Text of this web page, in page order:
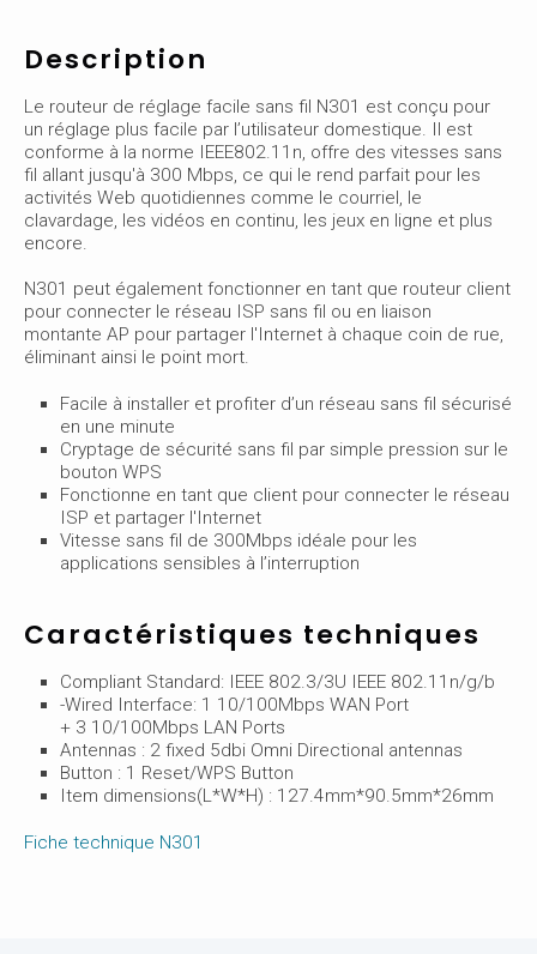
Description
Le routeur de réglage facile sans fil N301 est conçu pour
un réglage plus facile par l’utilisateur domestique. Il est
conforme à la norme IEEE802.11n, offre des vitesses sans
fil allant jusqu'à 300 Mbps, ce qui le rend parfait pour les
activités Web quotidiennes comme le courriel, le
clavardage, les vidéos en continu, les jeux en ligne et plus
encore.
N301 peut également fonctionner en tant que routeur client
pour connecter le réseau ISP sans fil ou en liaison
montante AP pour partager l'Internet à chaque coin de rue,
éliminant ainsi le point mort.
Facile à installer et profiter d’un réseau sans fil sécurisé
en une minute
Cryptage de sécurité sans fil par simple pression sur le
bouton WPS
Fonctionne en tant que client pour connecter le réseau
ISP et partager l'Internet
Vitesse sans fil de 300Mbps idéale pour les
applications sensibles à l’interruption
Caractéristiques techniques
Compliant Standard: IEEE 802.3/3U IEEE 802.11n/g/b
-Wired Interface: 1 10/100Mbps WAN Port
+ 3 10/100Mbps LAN Ports
Antennas : 2 fixed 5dbi Omni Directional antennas
Button : 1 Reset/WPS Button
Item dimensions(L*W*H) : 127.4mm*90.5mm*26mm
Fiche technique N301